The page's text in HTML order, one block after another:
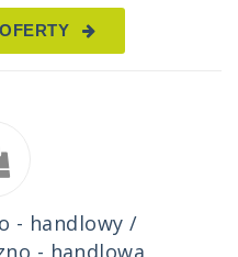
- handlowy /
- handlowa